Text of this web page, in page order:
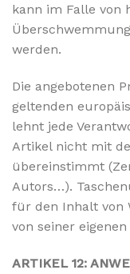
kann im Falle von
werden.
Die angebotenen
geltenden
lehnt jede
Artikel nicht mit
übereinstimmt
Autors…).
für den Inhalt von
von seiner
ARTIKEL 12: